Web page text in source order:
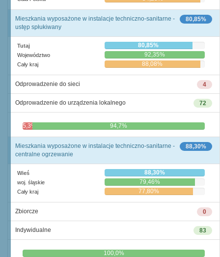
80,85%
Mieszkania wyposażone w instalacje techniczno-sanitarne -
ustęp spłukiwany
Tutaj 80,85%
Województwo 92,35%
Cały kraj 88,08%
4
Odprowadzenie do sieci
72
Odprowadzenie do urządzenia lokalnego
5,3% 94,7%
88,30%
Mieszkania wyposażone w instalacje techniczno-sanitarne -
centralne ogrzewanie
Wieś 88,30%
woj. śląskie 79,46%
Cały kraj 77,80%
0
Zbiorcze
83
Indywidualne
0,0% 100,0%